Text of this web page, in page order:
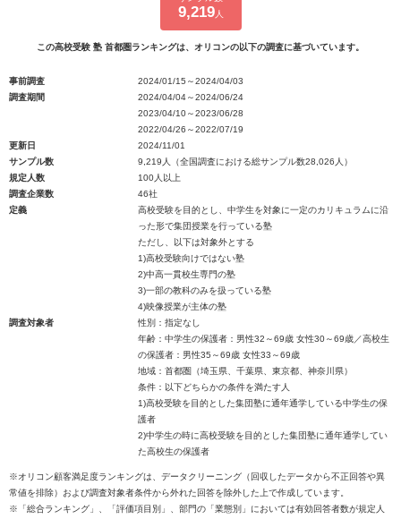
9,219人
この高校受験 塾 首都圏ランキングは、オリコンの以下の調査に基づいています。
事前調査
2024/01/15～2024/04/03
調査期間
2024/04/04～2024/06/24
2023/04/10～2023/06/28
2022/04/26～2022/07/19
更新日
2024/11/01
サンプル数
9,219人（全国調査における総サンプル数28,026人）
規定人数
100人以上
調査企業数
46社
定義
高校受験を目的とし、中学生を対象に一定のカリキュラムに沿
った形で集団授業を行っている塾
ただし、以下は対象外とする
1)高校受験向けではない塾
2)中高一貫校生専門の塾
3)一部の教科のみを扱っている塾
4)映像授業が主体の塾
調査対象者
性別：指定なし
年齢：中学生の保護者：男性32～69歳 女性30～69歳／高校生
の保護者：男性35～69歳 女性33～69歳
地域：首都圏（埼玉県、千葉県、東京都、神奈川県）
条件：以下どちらかの条件を満たす人
1)高校受験を目的とした集団塾に通年通学している中学生の保
護者
2)中学生の時に高校受験を目的とした集団塾に通年通学してい
た高校生の保護者
※オリコン顧客満足度ランキングは、データクリーニング（回収したデータから不正回答や異
常値を排除）および調査対象者条件から外れた回答を除外した上で作成しています。
※「総合ランキング」、「評価項目別」、部門の「業態別」においては有効回答者数が規定人